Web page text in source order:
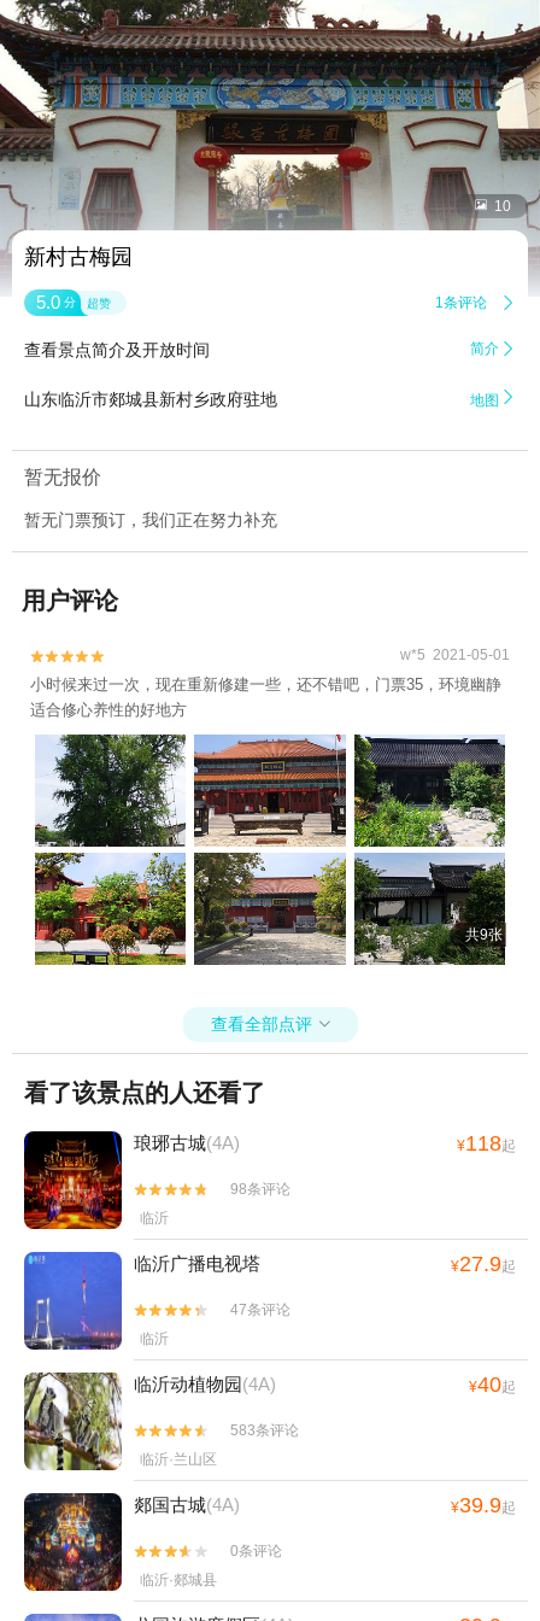
 10
新村古梅园
5.0 分 超赞 1条评论 
查看景点简介及开放时间 简介 
山东临沂市郯城县新村乡政府驻地 地图 
暂无报价
暂无门票预订，我们正在努力补充
用户评论

 w*5 2021-05-01
小时候来过一次，现在重新修建一些，还不错吧，门票35，环境幽静
适合修心养性的好地方
共9张
查看全部点评 
看了该景点的人还看了
琅琊古城(4A) ¥118起


98条评论
临沂
临沂广播电视塔 ¥27.9起


47条评论
临沂
临沂动植物园(4A) ¥40起


583条评论
临沂·兰山区
郯国古城(4A) ¥39.9起


0条评论
临沂·郯城县
